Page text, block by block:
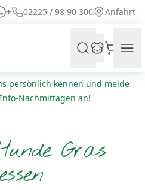
+ 02225 / 98 90 300 Anfahrt
persönlich kennen und melde
Nachmittagen an!
Gras